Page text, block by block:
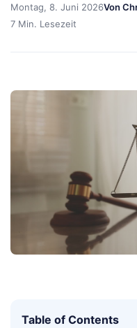
Montag, 8. Juni 2026Von
7 Min. Lesezeit
Table of Contents